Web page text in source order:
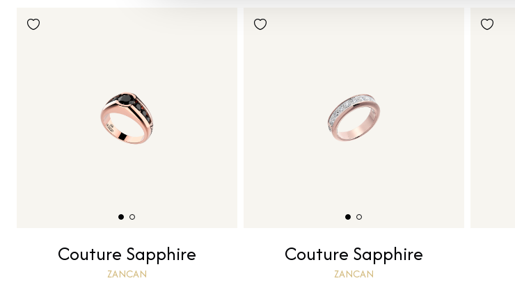
Couture Sapphire
ZANCAN
Couture Sapphire
ZANCAN